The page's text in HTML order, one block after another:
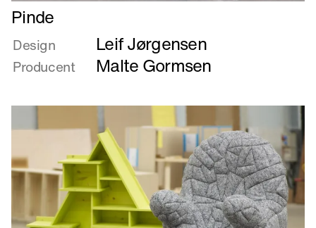
Læs
mere
om
Pinde
Pinde
Design Leif Jørgensen
Producent Malte Gormsen